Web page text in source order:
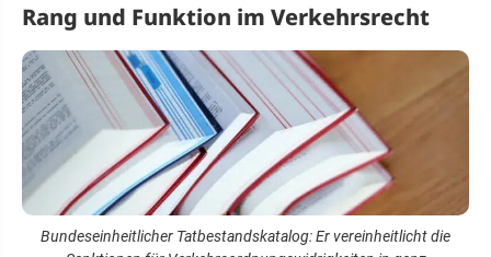
Rang und Funktion im Verkehrsrecht
Bundeseinheitlicher Tatbestandskatalog: Er vereinheitlicht die